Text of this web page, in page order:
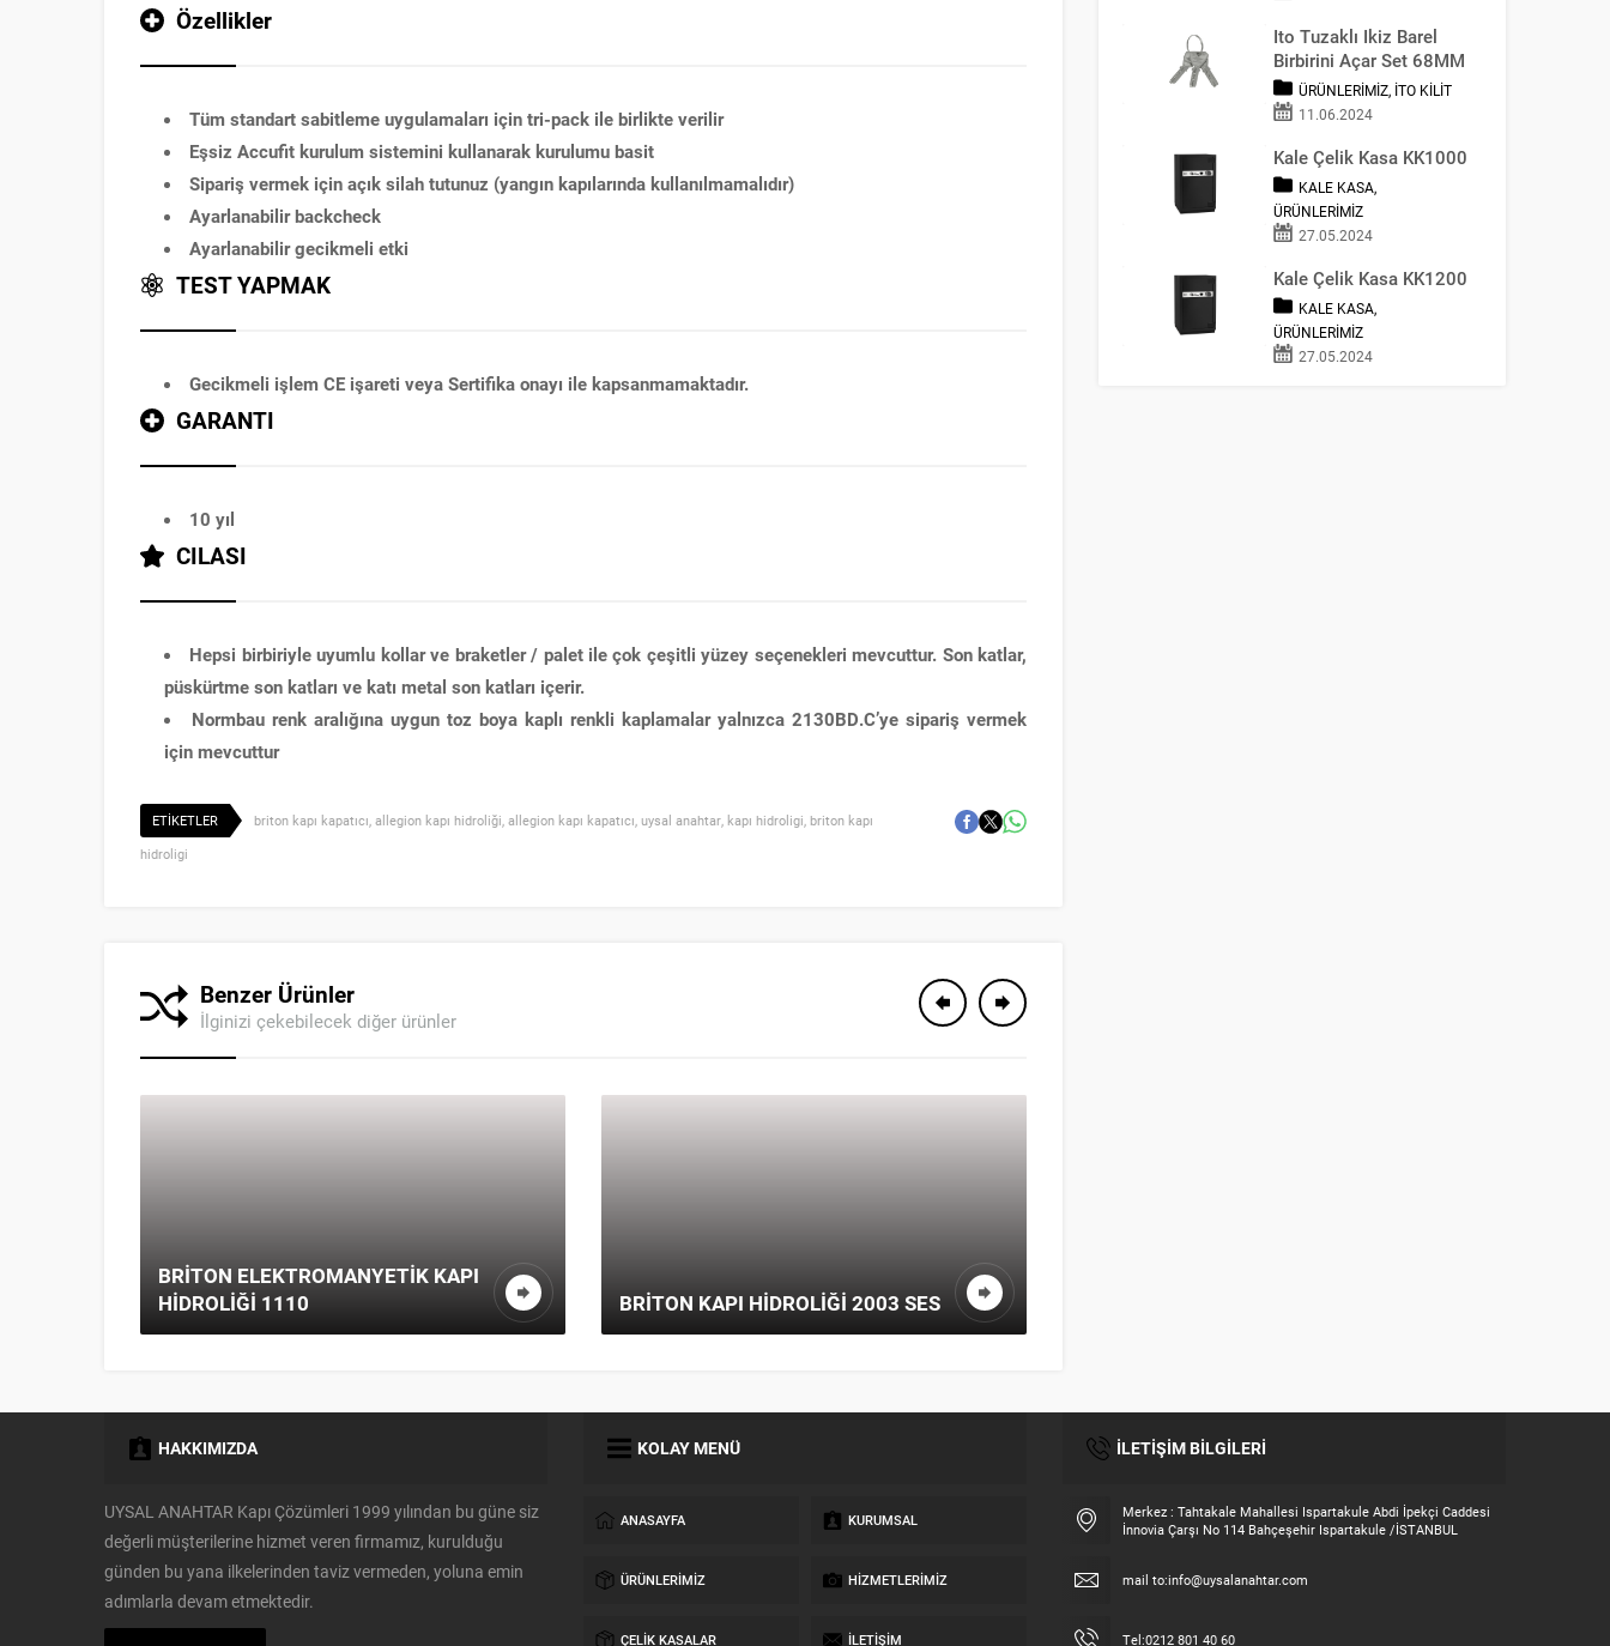
Özellikler
Tüm standart sabitleme uygulamaları için tri-pack ile birlikte verilir
Eşsiz Accufit kurulum sistemini kullanarak kurulumu basit
Sipariş vermek için açık silah tutunuz (yangın kapılarında kullanılmamalıdır)
Ayarlanabilir backcheck
Ayarlanabilir gecikmeli etki
TEST YAPMAK
Gecikmeli işlem CE işareti veya Sertifika onayı ile kapsanmamaktadır.
GARANTI
10 yıl
CILASI
Hepsi birbiriyle uyumlu kollar ve braketler / palet ile çok çeşitli yüzey seçenekleri mevcuttur. Son katlar,
püskürtme son katları ve katı metal son katları içerir.
Normbau renk aralığına uygun toz boya kaplı renkli kaplamalar yalnızca 2130BD.C’ye sipariş vermek
için mevcuttur
ETİKETLER briton kapı kapatıcı, allegion kapı hidroliği, allegion kapı kapatıcı, uysal anahtar, kapı hidroligi, briton kapı
hidroligi
Benzer Ürünler
İlginizi çekebilecek diğer ürünler
BRITON ELEKTROMANYETIK KAPI
HIDROLIĞI 1110
BRITON KAPI HIDROLIĞI 2003 SES
Ito Tuzaklı Ikiz Barel
Birbirini Açar Set 68MM
ÜRÜNLERIMIZ, İTO KILIT
11.06.2024
Kale Çelik Kasa KK1000
KALE KASA,
ÜRÜNLERIMIZ
27.05.2024
Kale Çelik Kasa KK1200
KALE KASA,
ÜRÜNLERIMIZ
27.05.2024
HAKKIMIZDA
UYSAL ANAHTAR Kapı Çözümleri 1999 yılından bu güne siz
değerli müşterilerine hizmet veren firmamız, kurulduğu
günden bu yana ilkelerinden taviz vermeden, yoluna emin
adımlarla devam etmektedir.
KOLAY MENÜ
ANASAYFA KURUMSAL
ÜRÜNLERIMIZ HIZMETLERIMIZ
ÇELIK KASALAR İLETIŞIM
İLETİŞİM BİLGİLERİ
Merkez : Tahtakale Mahallesi Ispartakule Abdi İpekçi Caddesi
İnnovia Çarşı No 114 Bahçeşehir Ispartakule /İSTANBUL
mail to:info@uysalanahtar.com
Tel:0212 801 40 60